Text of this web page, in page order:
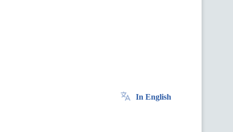
In English